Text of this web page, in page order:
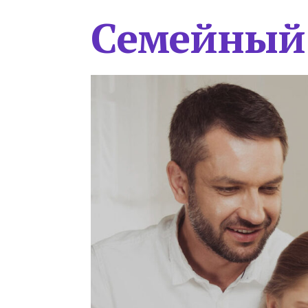
Семейный